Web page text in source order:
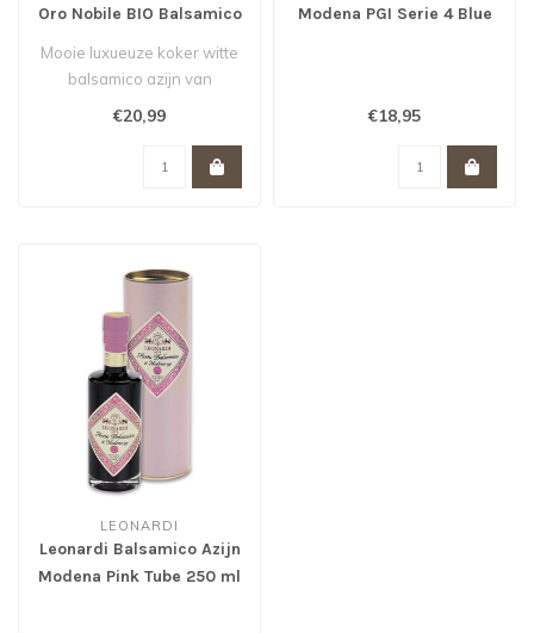
Oro Nobile BIO Balsamico
Bianco Condimento
Mooie luxueuze koker witte
balsamico azijn van
Leonardi.
€20,99
Modena PGI Serie 4 Blue
€18,95
LEONARDI
Leonardi Balsamico Azijn
Modena Pink Tube 250 ml